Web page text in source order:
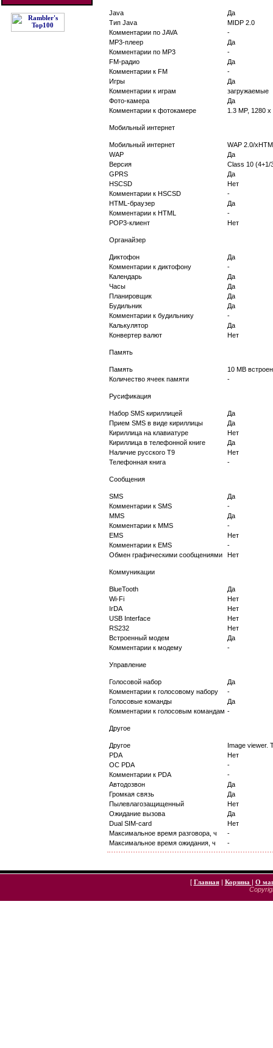
Java
Да
Тип Java
MIDP 2.0
Комментарии по JAVA
-
MP3-плеер
Да
Комментарии по MP3
-
FM-радио
Да
Комментарии к FM
-
Игры
Да
Комментарии к играм
загружаемые
Фото-камера
Да
Комментарии к фотокамере
1.3 MP, 1280
Мобильный интернет
Мобильный интернет
WAP 2.0/
WAP
Да
Версия
Class 10 (4+1/
GPRS
Да
HSCSD
Нет
Комментарии к HSCSD
-
HTML-браузер
Да
Комментарии к HTML
-
POP3-клиент
Нет
Органайзер
Диктофон
Да
Комментарии к диктофону
-
Календарь
Да
Часы
Да
Планировщик
Да
Будильник
Да
Комментарии к будильнику
-
Калькулятор
Да
Конвертер валют
Нет
Память
Память
10 MB
Количество ячеек памяти
-
Русификация
Набор SMS кириллицей
Да
Прием SMS в виде кириллицы
Да
Кириллица на клавиатуре
Нет
Кириллица в телефонной книге
Да
Наличие русского T9
Нет
Телефонная книга
-
Сообщения
SMS
Да
Комментарии к SMS
-
MMS
Да
Комментарии к MMS
-
EMS
Нет
Комментарии к EMS
-
Обмен графическими сообщениями
Нет
Коммуникации
BlueTooth
Да
Wi-Fi
Нет
IrDA
Нет
USB Interface
Нет
RS232
Нет
Встроенный модем
Да
Комментарии к модему
-
Управление
Голосовой набор
Да
Комментарии к голосовому набору
-
Голосовые команды
Да
Комментарии к голосовым командам -
Другое
Другое
Image viewer.
PDA
Нет
ОС PDA
-
Комментарии к PDA
-
Автодозвон
Да
Громкая связь
Да
Пылевлагозащищенный
Нет
Ожидание вызова
Да
Dual SIM-card
Нет
Максимальное время разговора, ч
-
Максимальное время ожидания, ч
-
[ Главная| Корзина | О